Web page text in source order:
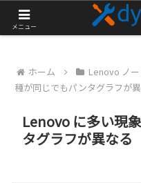
チャレン
ホーム Lenovo ノー
種が同じでもパンタグラフが
Lenovo に多い現
タグラフが異なる
メニュー